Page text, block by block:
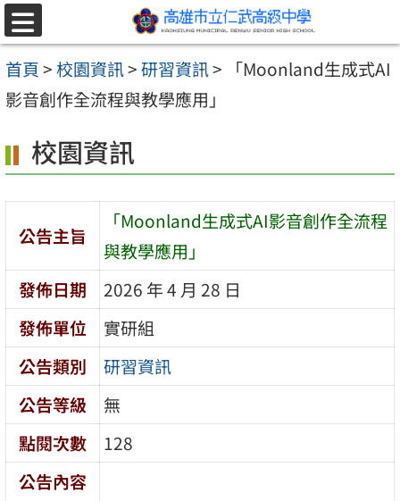
跳至主要內容區
選
單
首頁>校園資訊>研習資訊>
「Moonland生成式AI
影音創作全流程與教學應用」
校園資訊
公告主旨
「Moonland生成式AI影音創作全流程
與教學應用」
發佈日期
2026 年 4 月 28 日
發佈單位
實研組
公告類別
研習資訊
公告等級
無
點閱次數
128
公告內容